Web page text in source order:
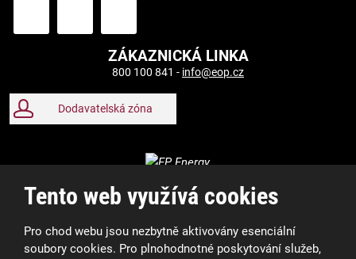
ZÁKAZNICKÁ LINKA
800 100 841 - info@eop.cz
Dodavatelská zóna
Tento web využívá cookies
Pro chod webu jsou nezbytně aktivovány esenciální
soubory cookies. Pro plnohodnotné poskytování služeb,